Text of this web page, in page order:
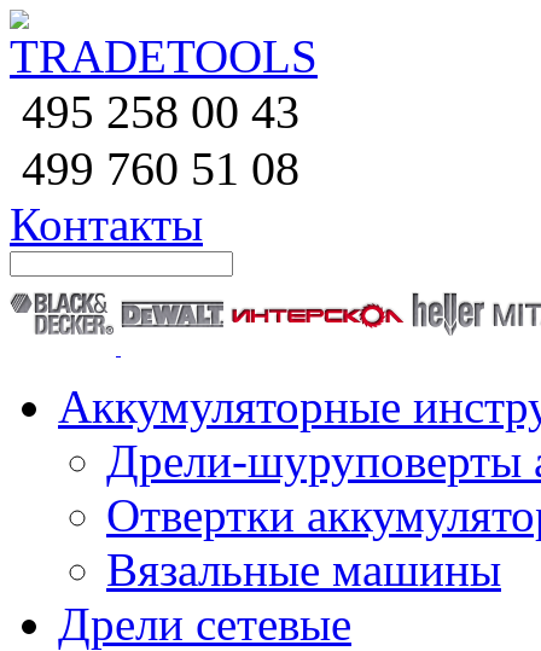
495 258 00 43
499 760 51 08
Контакты
Аккумуляторные
Дрели-шуруповерты
Отвертки
Вязальные машины
Дрели сетевые